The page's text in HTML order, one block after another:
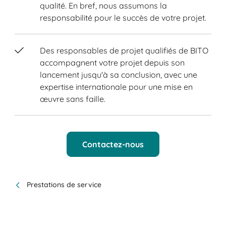
qualité. En bref, nous assumons la
responsabilité pour le succès de votre projet.
Des responsables de projet qualifiés de BITO
accompagnent votre projet depuis son
lancement jusqu'à sa conclusion, avec une
expertise internationale pour une mise en
œuvre sans faille.
Contactez-nous
Prestations de service